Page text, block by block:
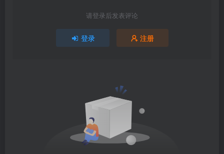
请登录后发表评论
登录 注册